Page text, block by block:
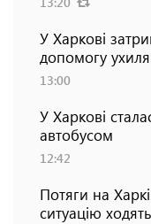
У Харкові
допомогу
13:00
У Харкові
автобусом
12:42
Потяги на
ситуацію